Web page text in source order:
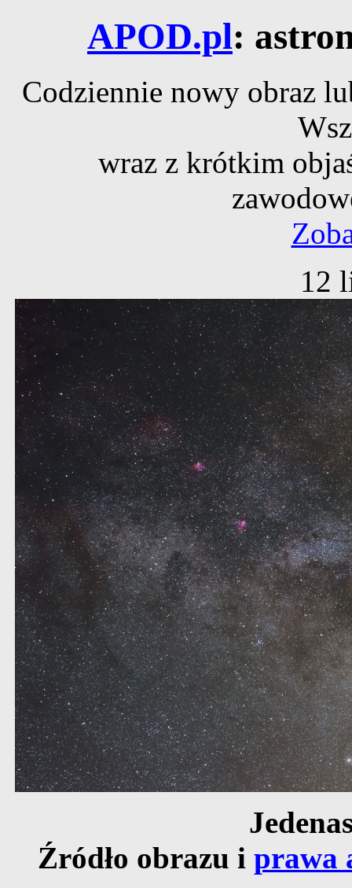
APOD.pl:
Codziennie nowy obraz
wraz z krótkim
12
Źródło obrazu i prawa